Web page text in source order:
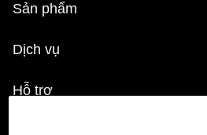
Sản phẩm
Dịch vụ
Hỗ trợ